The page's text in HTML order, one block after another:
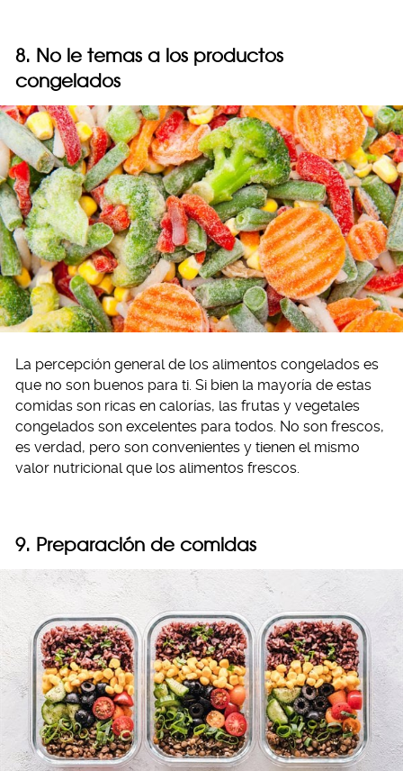
8. No le temas a los productos
congelados
La percepción general de los alimentos congelados es
que no son buenos para ti. Si bien la mayoría de estas
comidas son ricas en calorías, las frutas y vegetales
congelados son excelentes para todos. No son frescos,
es verdad, pero son convenientes y tienen el mismo
valor nutricional que los alimentos frescos.
9. Preparación de comidas